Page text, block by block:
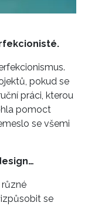
pokud se
práci, kterou
pomoct
se všemi
se